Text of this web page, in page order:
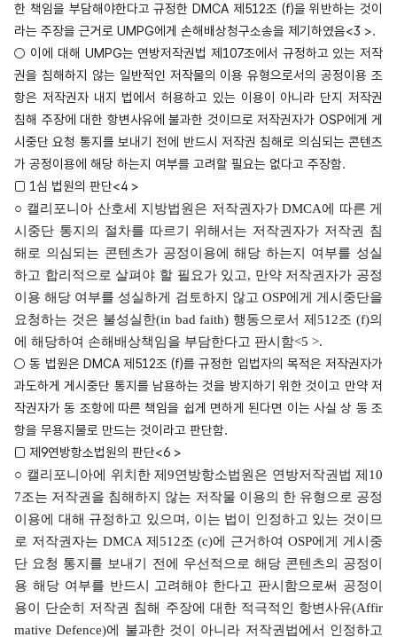
한 책임을 부담해야한다고 규정한 DMCA 제512조 (f)을 위반하는 것이
라는 주장을 근거로 UMPG에게 손해배상청구소송을 제기하였음<3 >.
○ 이에 대해 UMPG는 연방저작권법 제107조에서 규정하고 있는 저작
권을 침해하지 않는 일반적인 저작물의 이용 유형으로서의 공정이용 조
항은 저작권자 내지 법에서 허용하고 있는 이용이 아니라 단지 저작권
침해 주장에 대한 항변사유에 불과한 것이므로 저작권자가 OSP에게 게
시중단 요청 통지를 보내기 전에 반드시 저작권 침해로 의심되는 콘텐츠
가 공정이용에 해당 하는지 여부를 고려할 필요는 없다고 주장함.
□ 1심 법원의 판단<4 >
○ 캘리포니아 산호세 지방법원은 저작권자가 DMCA에 따른 게
시중단 통지의 절차를 따르기 위해서는 저작권자가 저작권 침
해로 의심되는 콘텐츠가 공정이용에 해당 하는지 여부를 성실
하고 합리적으로 살펴야 할 필요가 있고, 만약 저작권자가 공정
이용 해당 여부를 성실하게 검토하지 않고 OSP에게 게시중단을
요청하는 것은 불성실한(in bad faith) 행동으로서 제512조 (f)의
에 해당하여 손해배상책임을 부담한다고 판시함<5 >.
○ 동 법원은 DMCA 제512조 (f)를 규정한 입법자의 목적은 저작권자가
과도하게 게시중단 통지를 남용하는 것을 방지하기 위한 것이고 만약 저
작권자가 동 조항에 따른 책임을 쉽게 면하게 된다면 이는 사실 상 동 조
항을 무용지물로 만드는 것이라고 판단함.
□ 제9연방항소법원의 판단<6 >
○ 캘리포니아에 위치한 제9연방항소법원은 연방저작권법 제10
7조는 저작권을 침해하지 않는 저작물 이용의 한 유형으로 공정
이용에 대해 규정하고 있으며, 이는 법이 인정하고 있는 것이므
로 저작권자는 DMCA 제512조 (c)에 근거하여 OSP에게 게시중
단 요청 통지를 보내기 전에 우선적으로 해당 콘텐츠의 공정이
용 해당 여부를 반드시 고려해야 한다고 판시함으로써 공정이
용이 단순히 저작권 침해 주장에 대한 적극적인 항변사유(Affir
mative Defence)에 불과한 것이 아니라 저작권법에서 인정하고